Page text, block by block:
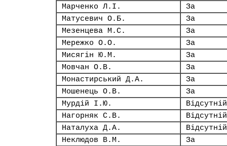
Марченко Л.І.
За
Матусевич О.Б.
За
Мезенцева М.С.
За
Мережко О.О.
За
Мисягін Ю.М.
За
Мовчан О.В.
За
Монастирський Д.А.
За
Мошенець О.В.
За
Мурдій І.Ю.
Відсутній
Нагорняк С.В.
Відсутній
Наталуха Д.А.
Відсутній
Неклюдов В.М.
За